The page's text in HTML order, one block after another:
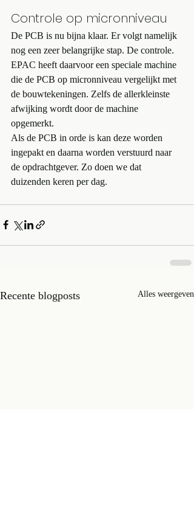
Controle op micronniveau
De PCB is nu bijna klaar. Er volgt namelijk
nog een zeer belangrijke stap. De controle.
EPAC heeft daarvoor een speciale machine
die de PCB op micronniveau vergelijkt met
de bouwtekeningen. Zelfs de allerkleinste
afwijking wordt door de machine
opgemerkt.
Als de PCB in orde is kan deze worden
ingepakt en daarna worden verstuurd naar
de opdrachtgever. Zo doen we dat
duizenden keren per dag.
Recente blogposts Alles weergeven